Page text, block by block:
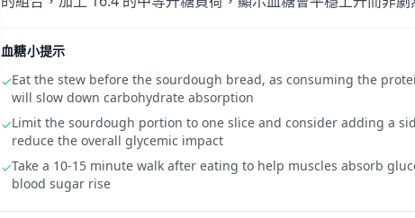
血糖小提示
✓Eat the stew before the sourdough bread, as consuming the
will slow down carbohydrate absorption
✓Limit the sourdough portion to one slice and consider adding a
reduce the overall glycemic impact
✓Take a 10-15 minute walk after eating to help muscles absorb
blood sugar rise